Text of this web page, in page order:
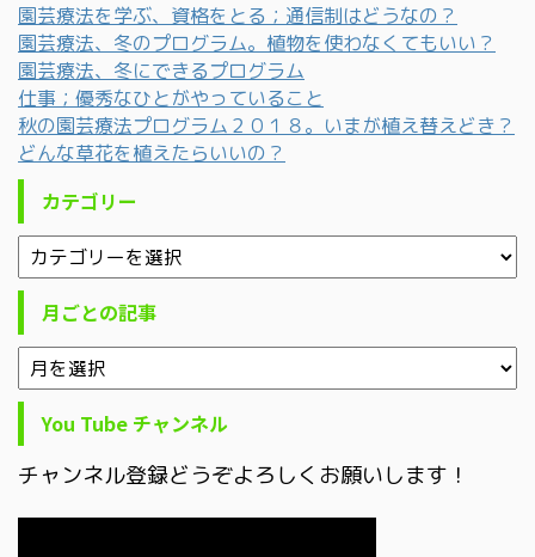
園芸療法を学ぶ、資格をとる；通信制はどうなの？
園芸療法、冬のプログラム。植物を使わなくてもいい？
園芸療法、冬にできるプログラム
仕事；優秀なひとがやっていること
秋の園芸療法プログラム２０１８。いまが植え替えどき？
どんな草花を植えたらいいの？
カテゴリー
月ごとの記事
You Tube チャンネル
チャンネル登録どうぞよろしくお願いします！